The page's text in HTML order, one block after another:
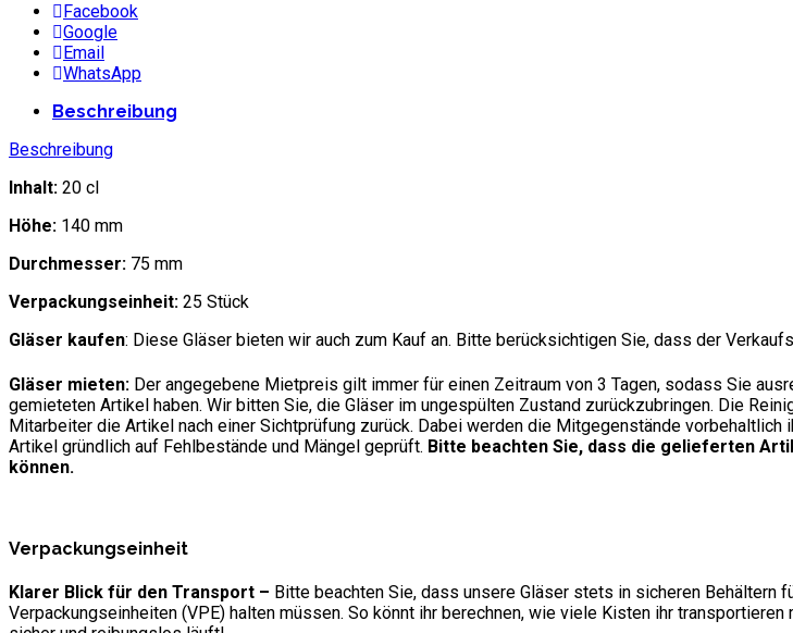
Facebook
Google
Email
WhatsApp
Beschreibung
Beschreibung
Inhalt: 20 cl
Höhe: 140 mm
Durchmesser: 75 mm
Verpackungseinheit: 25 Stück
Gläser kaufen: Diese Gläser bieten wir auch zum Kauf an. Bitte berücksichtigen Sie, dass der
Gläser mieten: Der angegebene Mietpreis gilt immer für einen Zeitraum von 3 Tagen, sodass Sie
gemieteten Artikel haben. Wir bitten Sie, die Gläser im ungespülten Zustand zurückzubringen. Die
Mitarbeiter die Artikel nach einer Sichtprüfung zurück. Dabei werden die Mitgegenstände
Artikel gründlich auf Fehlbestände und Mängel geprüft. Bitte beachten Sie, dass die gelieferten
können.
Verpackungseinheit
Klarer Blick für den Transport – Bitte beachten Sie, dass unsere Gläser stets in sicheren Behältern
Verpackungseinheiten (VPE) halten müssen. So könnt ihr berechnen, wie viele Kisten ihr